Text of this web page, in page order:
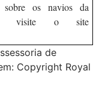
sobre os navios da
visite o site
de
Copyright Royal